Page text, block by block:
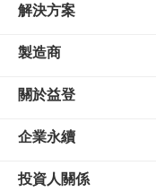
解決方案
製造商
關於益登
企業永續
投資人關係